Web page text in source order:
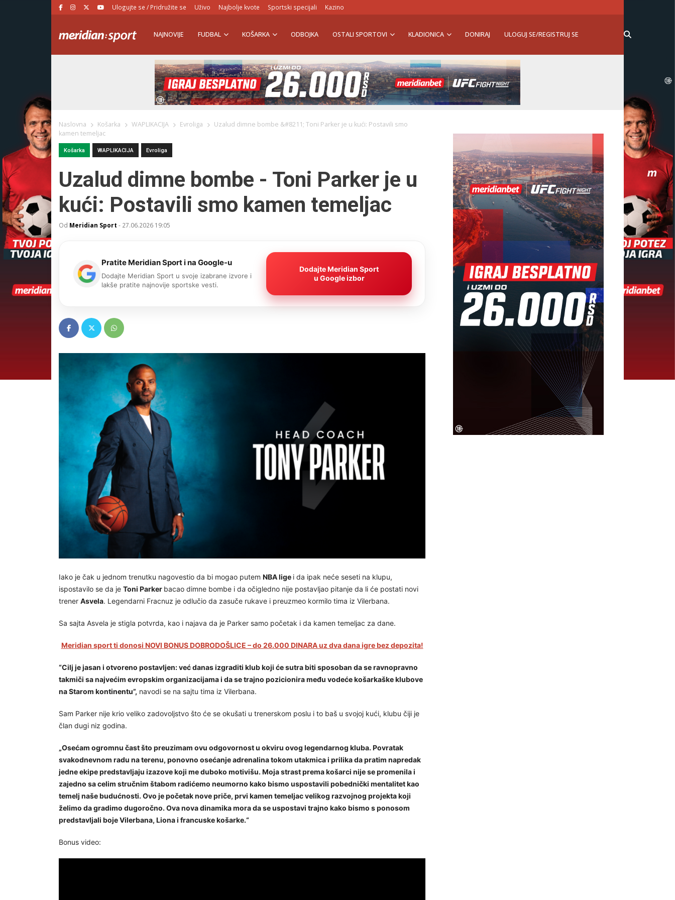
Ulogujte se / Pridružite se Uživo Najbolje kvote Sportski specijali Kazino
NAJNOVIJE FUDBAL KOŠARKA ODBOJKA OSTALI SPORTOVI KLADIONICA DONIRAJ ULOGUJ SE/REGISTRUJ SE
Naslovna Košarka WAPLIKACIJA Evroliga
Uzalud dimne bombe &#8211; Toni Parker je u kući: Postavili smo
kamen temeljac
Košarka WAPLIKACIJA Evroliga
Uzalud dimne bombe - Toni Parker je u
kući: Postavili smo kamen temeljac
Od Meridian Sport - 27.06.2026 19:05
Pratite Meridian Sport i na Google-u
Dodajte Meridian Sport u svoje izabrane izvore i
lakše pratite najnovije sportske vesti.
Dodajte Meridian Sport
u Google izbor
Iako je čak u jednom trenutku nagovestio da bi mogao putem NBA lige i da ipak neće seseti na klupu,
ispostavilo se da je Toni Parker bacao dimne bombe i da očigledno nije postavljao pitanje da li će postati novi
trener Asvela. Legendarni Fracnuz je odlučio da zasuče rukave i preuzmeo kormilo tima iz Vilerbana.
Sa sajta Asvela je stigla potvrda, kao i najava da je Parker samo početak i da kamen temeljac za dane.
Meridian sport ti donosi NOVI BONUS DOBRODOŠLICE – do 26.000 DINARA uz dva dana igre bez depozita!
“Cilj je jasan i otvoreno postavljen: već danas izgraditi klub koji će sutra biti sposoban da se ravnopravno
takmiči sa najvećim evropskim organizacijama i da se trajno pozicionira među vodeće košarkaške klubove
na Starom kontinentu”, navodi se na sajtu tima iz Vilerbana.
Sam Parker nije krio veliko zadovoljstvo što će se okušati u trenerskom poslu i to baš u svojoj kući, klubu čiji je
član dugi niz godina.
„Osećam ogromnu čast što preuzimam ovu odgovornost u okviru ovog legendarnog kluba. Povratak
svakodnevnom radu na terenu, ponovno osećanje adrenalina tokom utakmica i prilika da pratim napredak
jedne ekipe predstavljaju izazove koji me duboko motivišu. Moja strast prema košarci nije se promenila i
zajedno sa celim stručnim štabom radićemo neumorno kako bismo uspostavili pobednički mentalitet kao
temelj naše budućnosti. Ovo je početak nove priče, prvi kamen temeljac velikog razvojnog projekta koji
želimo da gradimo dugoročno. Ova nova dinamika mora da se uspostavi trajno kako bismo s ponosom
predstavljali boje Vilerbana, Liona i francuske košarke.“
Bonus video: